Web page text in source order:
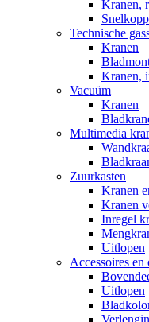
Kranen,
Technische
Kranen
Kranen,
Vacuüm
Kranen
Multimedia
Zuurkasten
Kranen
Kranen
Inregel
Uitlopen
Accessoires en
Uitlopen